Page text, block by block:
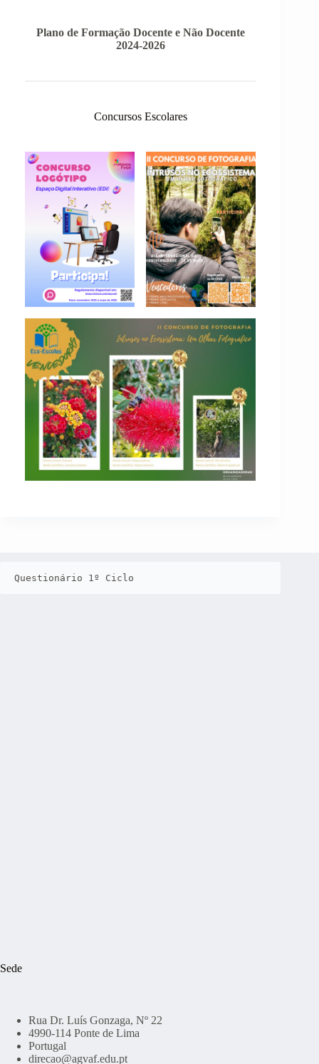
Plano de Formação Docente e Não Docente
2024-2026
Concursos Escolares
Questionário 1º Ciclo
Sede
Rua Dr. Luís Gonzaga, Nº 22
4990-114 Ponte de Lima
Portugal
direcao@agvaf.edu.pt